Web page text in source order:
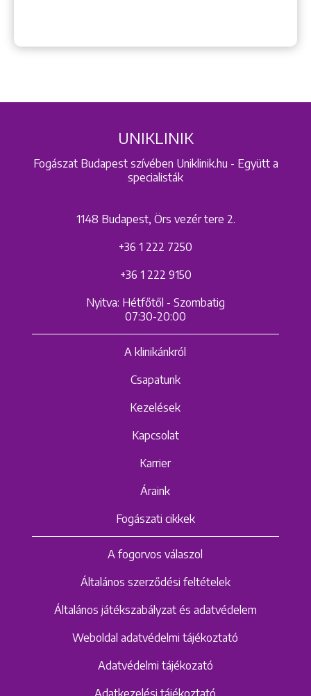
UNIKLINIK
Fogászat Budapest szívében Uniklinik.hu - Együtt a
specialisták
1148 Budapest, Örs vezér tere 2.
+36 1 222 7250
+36 1 222 9150
Nyitva: Hétfőtől - Szombatig
07:30-20:00
A klinikánkról
Csapatunk
Kezelések
Kapcsolat
Karrier
Áraink
Fogászati cikkek
A fogorvos válaszol
Általános szerződési feltételek
Általános játékszabályzat és adatvédelem
Weboldal adatvédelmi tájékoztató
Adatvédelmi tájékozató
Adatkezelési tájékoztató